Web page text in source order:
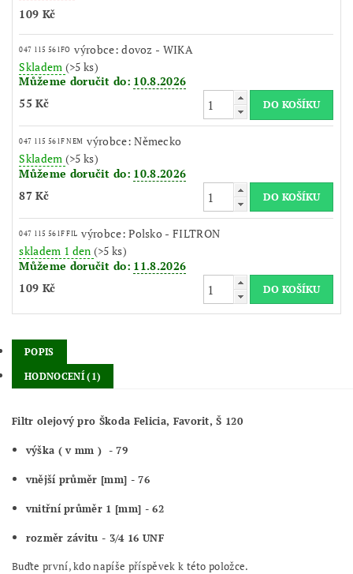
109 Kč
047 115 561FO výrobce: dovoz - WIKA
Skladem (>5 ks)
Můžeme doručit do: 10.8.2026
55 Kč
047 115 561F NEM výrobce: Německo
Skladem (>5 ks)
Můžeme doručit do: 10.8.2026
87 Kč
047 115 561F FIL výrobce: Polsko - FILTRON
skladem 1 den (>5 ks)
Můžeme doručit do: 11.8.2026
109 Kč
POPIS
HODNOCENÍ (1)
Filtr olejový pro Škoda Felicia, Favorit, Š 120
výška ( v mm ) - 79
vnější průměr [mm] - 76
vnitřní průměr 1 [mm] - 62
rozměr závitu - 3/4 16 UNF
Buďte první, kdo napíše příspěvek k této položce.